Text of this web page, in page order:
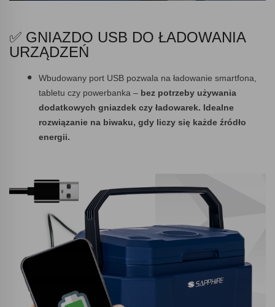
✅ GNIAZDO USB DO ŁADOWANIA
URZĄDZEŃ
Wbudowany port USB pozwala na ładowanie smartfona,
tabletu czy powerbanka – bez potrzeby używania
dodatkowych gniazdek czy ładowarek. Idealne
rozwiązanie na biwaku, gdy liczy się każde źródło
energii.